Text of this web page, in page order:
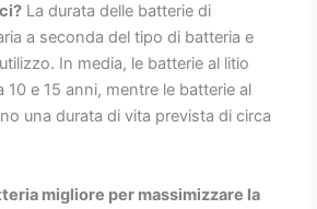
La durata delle batterie di
a seconda del tipo di batteria e
In media, le batterie al litio
e 15 anni, mentre le batterie al
una durata di vita prevista di circa
migliore per massimizzare la